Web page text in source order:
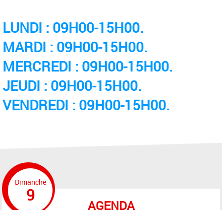
LUNDI : 09H00-15H00.
MARDI : 09H00-15H00.
MERCREDI : 09H00-15H00.
JEUDI : 09H00-15H00.
VENDREDI : 09H00-15H00.
AGENDA
Dimanche
9